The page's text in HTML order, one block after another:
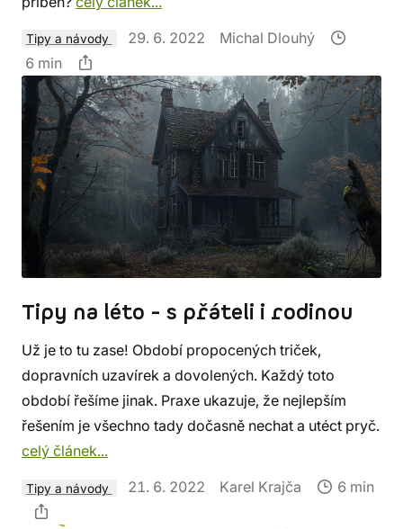
Tipy a návody 29. 6. 2022
Michal Dlouhý
6 min
Tipy na léto - s přáteli i rodinou
Už je to tu zase! Období propocených triček,
dopravních uzavírek a dovolených. Každý toto
období řešíme jinak. Praxe ukazuje, že nejlepším
řešením je všechno tady dočasně nechat a utéct pryč.
celý článek...
Tipy a návody 21. 6. 2022 Karel Krajča 6 min